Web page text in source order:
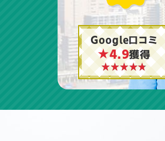
Google口コミ
★4.9獲得